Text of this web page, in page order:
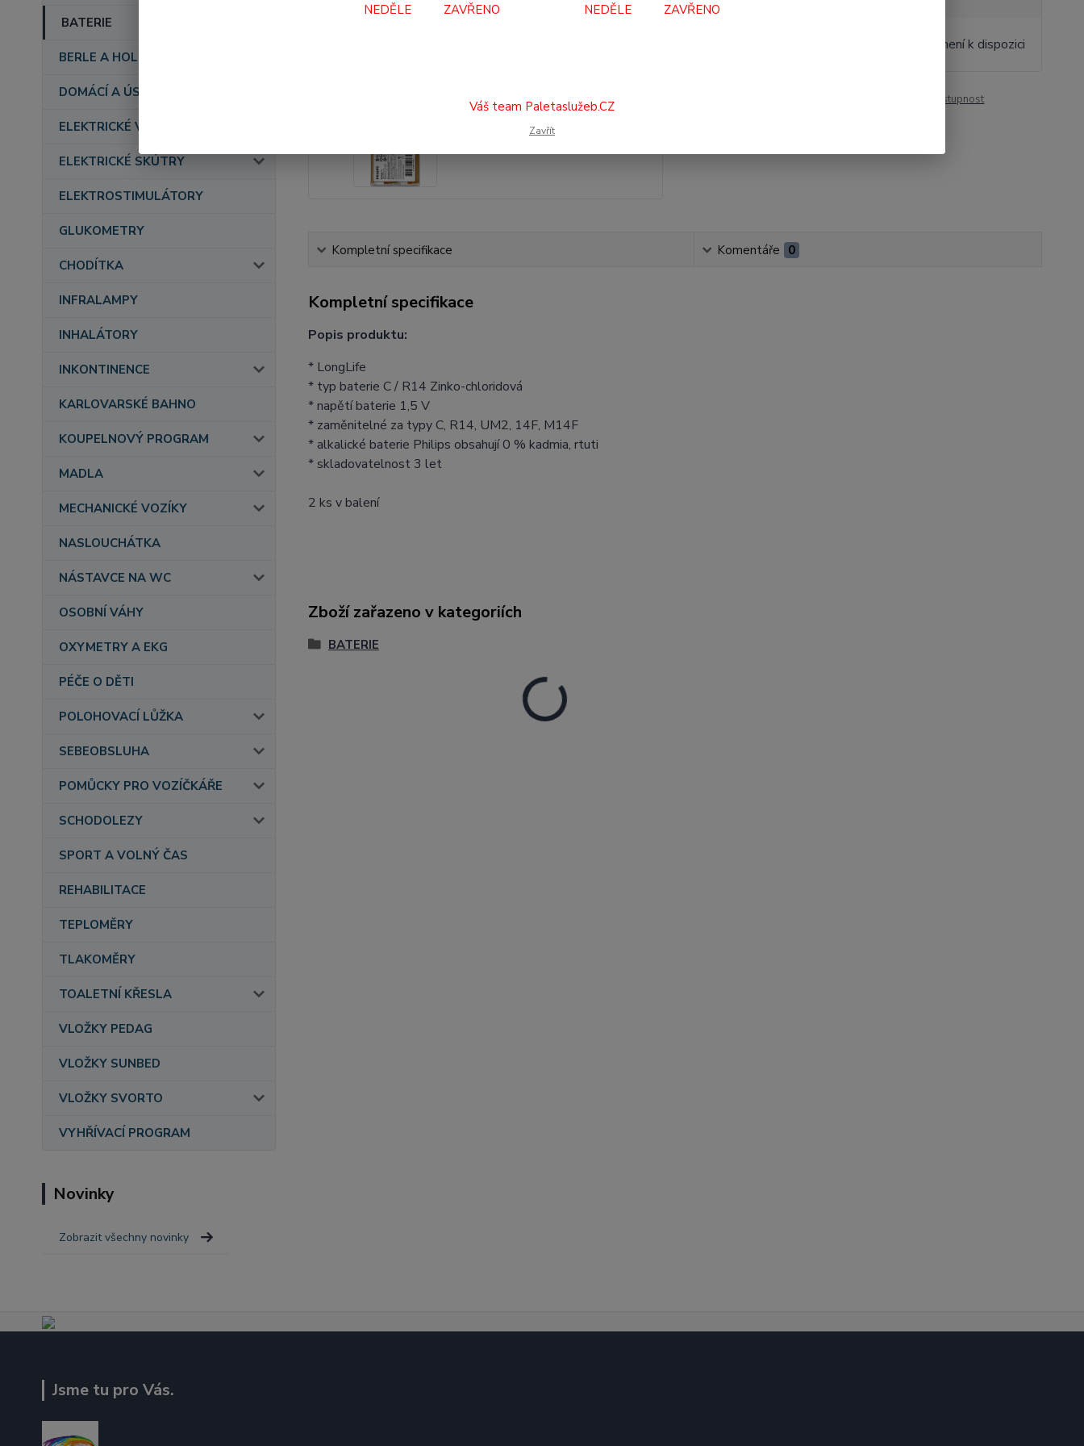
BATERIE
BERLE A HOLE
DOMÁCÍ A ÚSTAVNÍ PÉČE
ELEKTRICKÉ VOZÍKY
ELEKTRICKÉ SKÚTRY
ELEKTROSTIMULÁTORY
GLUKOMETRY
CHODÍTKA
INFRALAMPY
INHALÁTORY
INKONTINENCE
KARLOVARSKÉ BAHNO
KOUPELNOVÝ PROGRAM
MADLA
MECHANICKÉ VOZÍKY
NASLOUCHÁTKA
NÁSTAVCE NA WC
OSOBNÍ VÁHY
OXYMETRY A EKG
PÉČE O DĚTI
POLOHOVACÍ LŮŽKA
SEBEOBSLUHA
POMŮCKY PRO VOZÍČKÁŘE
SCHODOLEZY
SPORT A VOLNÝ ČAS
REHABILITACE
TEPLOMĚRY
TLAKOMĚRY
TOALETNÍ KŘESLA
VLOŽKY PEDAG
VLOŽKY SUNBED
VLOŽKY SVORTO
VYHŘÍVACÍ PROGRAM
Novinky
Zobrazit všechny novinky
Momentálně není k dispozici
Hlídat cenu / dostupnost
Kompletní specifikace Komentáře 0
Kompletní specifikace
Popis produktu:
* LongLife
* typ baterie C / R14 Zinko-chloridová
* napětí baterie 1,5 V
* zaměnitelné za typy C, R14, UM2, 14F, M14F
* alkalické baterie Philips obsahují 0 % kadmia, rtuti
* skladovatelnost 3 let
2 ks v balení
Zboží zařazeno v kategoriích
BATERIE
Jsme tu pro Vás.
NEDĚLE ZAVŘENO NEDĚLE ZAVŘENO
Váš team Paletaslužeb.CZ
Zavřít